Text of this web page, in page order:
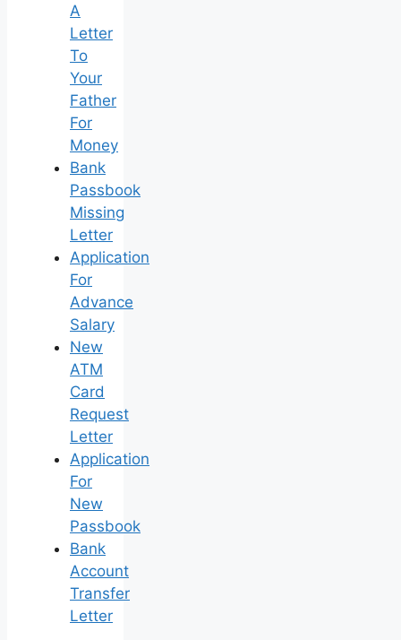
A
Letter
To
Your
Father
For
Money
Bank
Passbook
Missing
Letter
Application
For
Advance
Salary
New
ATM
Card
Request
Letter
Application
For
New
Passbook
Bank
Account
Transfer
Letter